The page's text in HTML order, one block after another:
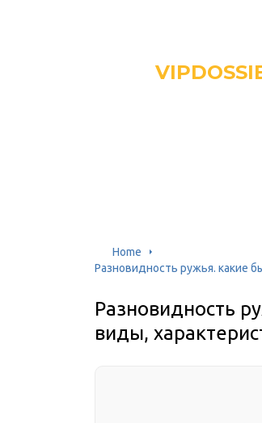
Home
Разновидность ружья. какие
Разновидность
виды,